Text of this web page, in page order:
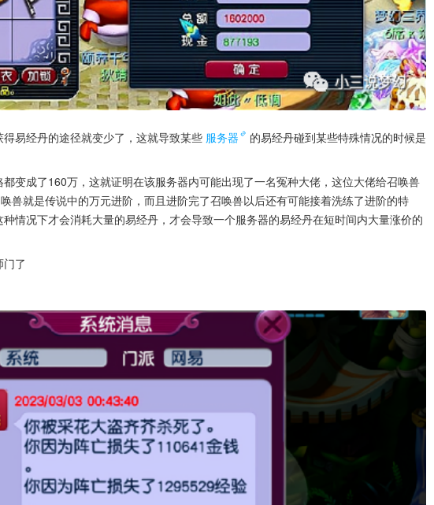
易经丹的途径就变少了，这就导致某些 服务器
的易经丹碰到某些特殊情况的时候是
变成了160万，这就证明在该服务器内可能出现了一名冤种大佬，这位大佬给召唤兽
兽就是传说中的万元进阶，而且进阶完了召唤兽以后还有可能接着洗练了进阶的特
情况下才会消耗大量的易经丹，才会导致一个服务器的易经丹在短时间内大量涨价的
了